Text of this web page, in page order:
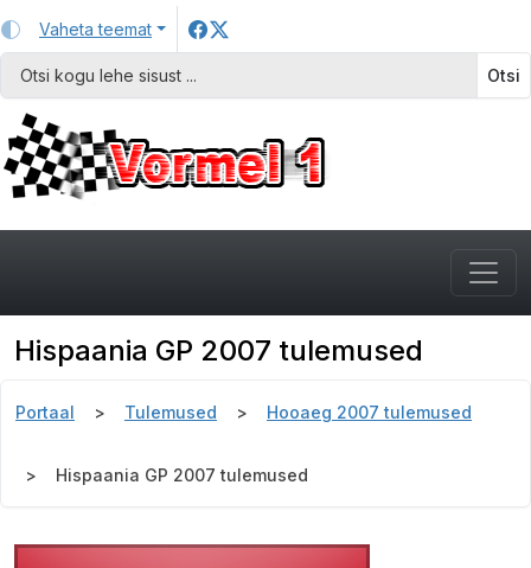
Vaheta teemat
Otsi
Hispaania GP 2007 tulemused
Portaal Tulemused Hooaeg 2007 tulemused
Hispaania GP 2007 tulemused